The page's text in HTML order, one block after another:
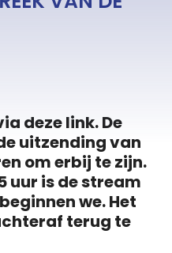
deze link. De
uitzending van
om erbij te zijn.
uur is de stream
we. Het
terug te